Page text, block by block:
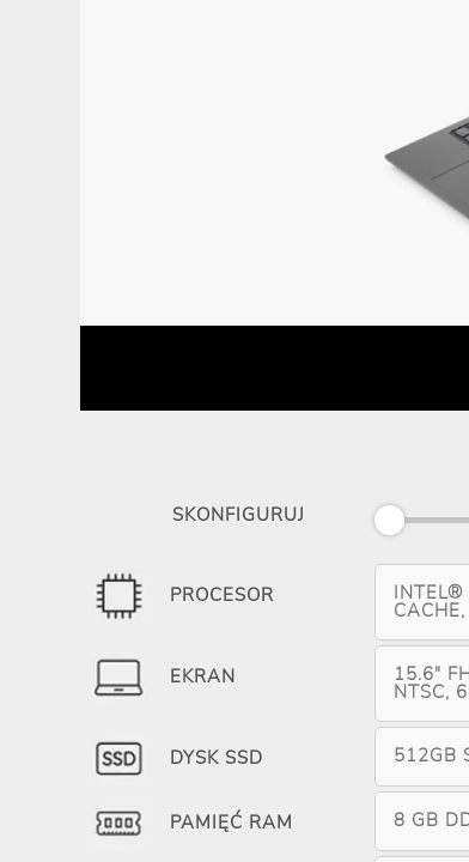
SKONFIGURUJ
PROCESOR INTEL®
EKRAN 15.6"
NTSC,
DYSK SSD 512GB
PAMIĘĆ RAM 8 GB